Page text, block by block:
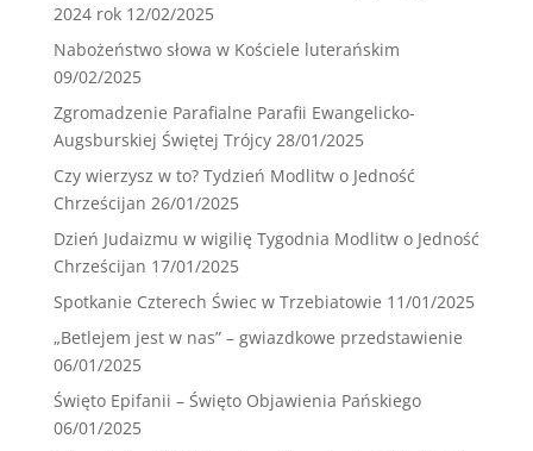
2024 rok 12/02/2025
Nabożeństwo słowa w Kościele luterańskim
09/02/2025
Zgromadzenie Parafialne Parafii Ewangelicko-
Augsburskiej Świętej Trójcy 28/01/2025
Czy wierzysz w to? Tydzień Modlitw o Jedność
Chrześcijan 26/01/2025
Dzień Judaizmu w wigilię Tygodnia Modlitw o Jedność
Chrześcijan 17/01/2025
Spotkanie Czterech Świec w Trzebiatowie 11/01/2025
„Betlejem jest w nas” – gwiazdkowe przedstawienie
06/01/2025
Święto Epifanii – Święto Objawienia Pańskiego
06/01/2025